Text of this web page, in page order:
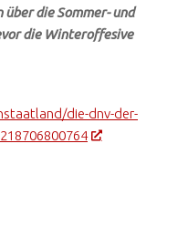
die Sommer- und
die Winteroffesive
die-dnv-der-